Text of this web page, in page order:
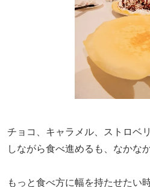
チョコ、キャラメル、ストロベ
しながら食べ進めるも、なかな
もっと食べ方に幅を持たせたい